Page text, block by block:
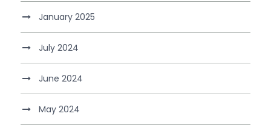
January 2025
July 2024
June 2024
May 2024